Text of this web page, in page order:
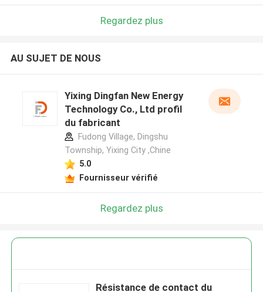
Regardez plus
AU SUJET DE NOUS
Yixing Dingfan New Energy
Technology Co., Ltd profil
du fabricant
Fudong Village, Dingshu
Township, Yixing City ,Chine
5.0
Fournisseur vérifié
Regardez plus
Résistance de contact du